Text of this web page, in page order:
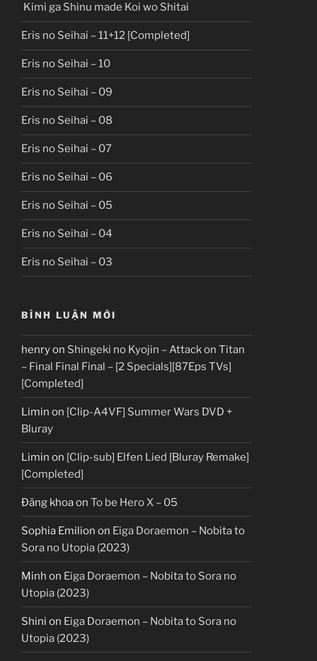
Kimi ga Shinu made Koi wo Shitai
Eris no Seihai – 11+12 [Completed]
Eris no Seihai – 10
Eris no Seihai – 09
Eris no Seihai – 08
Eris no Seihai – 07
Eris no Seihai – 06
Eris no Seihai – 05
Eris no Seihai – 04
Eris no Seihai – 03
BÌNH LUẬN MỚI
henryon Shingeki no Kyojin – Attack on Titan
– Final Final Final – [2 Specials][87Eps TVs]
[Completed]
Limin on [Clip-A4VF] Summer Wars DVD +
Bluray
Limin on [Clip-sub] Elfen Lied [Bluray Remake]
[Completed]
Đăng khoaon To be Hero X – 05
Sophia Emilion on Eiga Doraemon – Nobita to
Sora no Utopia (2023)
Minh on Eiga Doraemon – Nobita to Sora no
Utopia (2023)
Shini on Eiga Doraemon – Nobita to Sora no
Utopia (2023)